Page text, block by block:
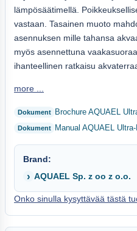
lämpösäätimellä.
vastaan. Tasainen muoto
asennuksen mille tahansa
myös asennettuna
ihanteellinen ratkaisu
more ...
Brochure AQUAEL
Manual AQUAEL
Brand:
AQUAEL Sp. z oo z o.o.
Onko sinulla kysyttävää tästä